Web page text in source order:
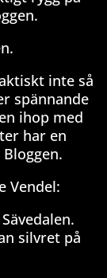
inte så
spännande
ihop med
har en
Vendel:
silvret på